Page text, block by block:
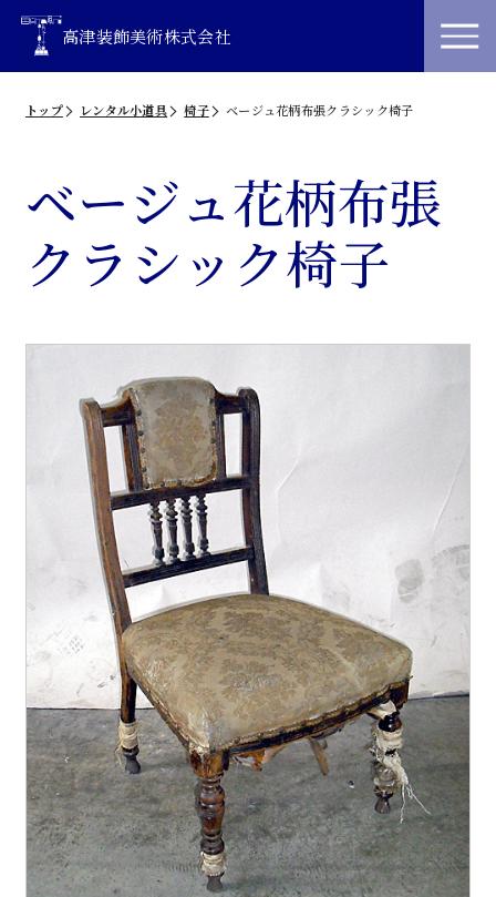
高津装飾美術株式会社
トップ レンタル小道具 椅子 ベージュ花柄布張クラシック椅子
ベージュ花柄布張
クラシック椅子